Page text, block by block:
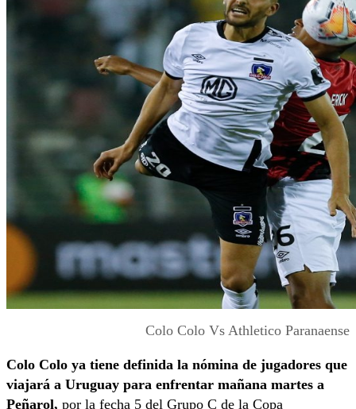
Colo Colo Vs Athletico Paranaense
Colo Colo ya tiene definida la nómina de jugadores que
viajará a Uruguay para enfrentar mañana martes a
Peñarol, por la fecha 5 del Grupo C de la Copa